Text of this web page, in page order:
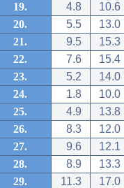
19.
4.8
10.6
20.
5.5
13.0
21.
9.5
15.3
22.
7.6
15.4
23.
5.2
14.0
24.
1.8
10.0
25.
4.9
13.8
26.
8.3
12.0
27.
9.6
12.1
28.
8.9
13.3
29.
11.3
17.0